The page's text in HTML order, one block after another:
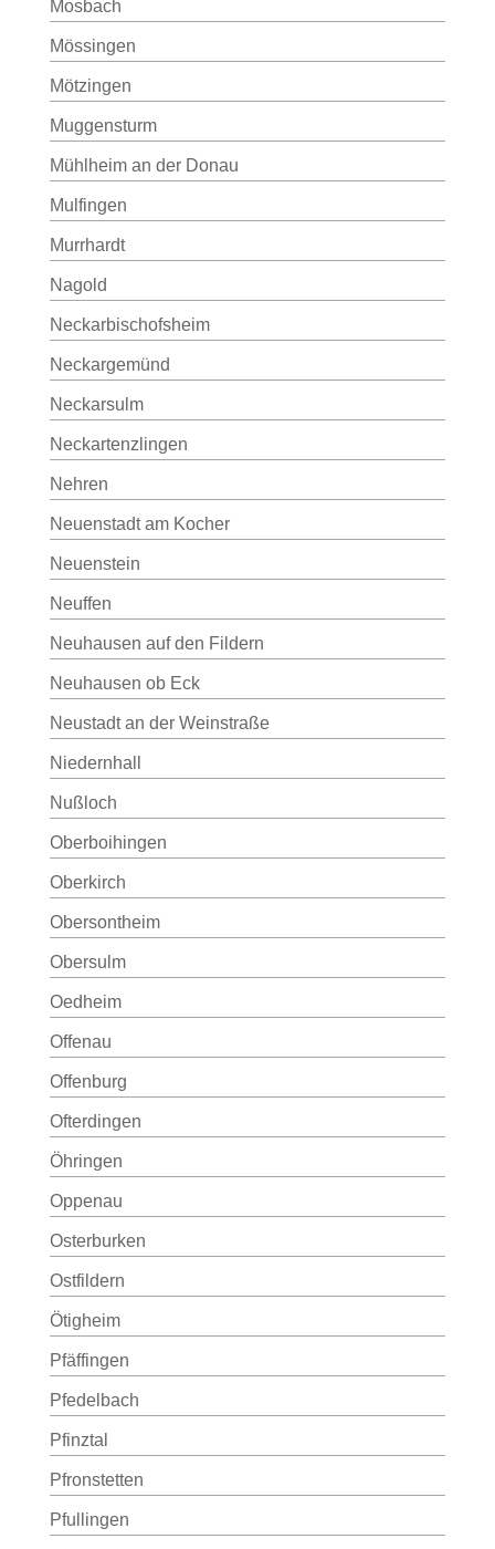
Mosbach
Mössingen
Mötzingen
Muggensturm
Mühlheim an der Donau
Mulfingen
Murrhardt
Nagold
Neckarbischofsheim
Neckargemünd
Neckarsulm
Neckartenzlingen
Nehren
Neuenstadt am Kocher
Neuenstein
Neuffen
Neuhausen auf den Fildern
Neuhausen ob Eck
Neustadt an der Weinstraße
Niedernhall
Nußloch
Oberboihingen
Oberkirch
Obersontheim
Obersulm
Oedheim
Offenau
Offenburg
Ofterdingen
Öhringen
Oppenau
Osterburken
Ostfildern
Ötigheim
Pfäffingen
Pfedelbach
Pfinztal
Pfronstetten
Pfullingen